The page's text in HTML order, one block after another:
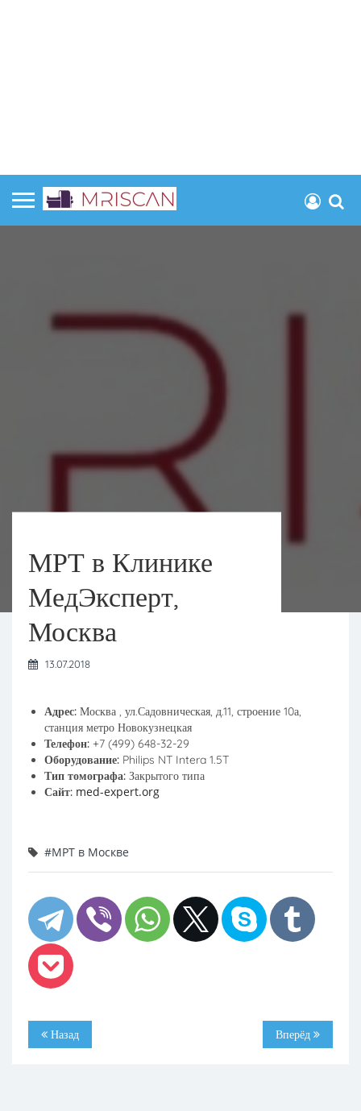
МРТ в Клинике
МедЭксперт,
Москва
13.07.2018
Адрес: Москва , ул.Садовническая, д.11, строение 10а,
станция метро Новокузнецкая
Телефон: +7 (499) 648-32-29
Оборудование: Philips NT Intera 1.5T
Тип томографа: Закрытого типа
Сайт: med-expert.org
#МРТ в Москве
Назад Вперёд